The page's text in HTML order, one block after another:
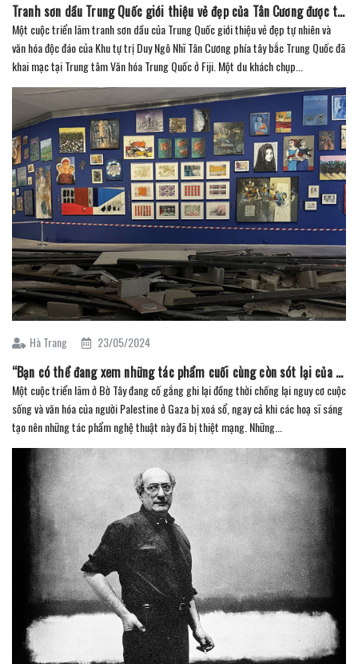
Tranh sơn dầu Trung Quốc giới thiệu vẻ đẹp của Tân Cương được trưng bày ở Fiji
Một cuộc triển lãm tranh sơn dầu của Trung Quốc giới thiệu vẻ đẹp tự nhiên và
văn hóa độc đáo của Khu tự trị Duy Ngô Nhĩ Tân Cương phía tây bắc Trung Quốc đã
khai mạc tại Trung tâm Văn hóa Trung Quốc ở Fiji. Một du khách chụp...
Hà Trang 23/05/2024
“Bạn có thể đang xem những tác phẩm cuối cùng còn sót lại của các nghệ sĩ Gaza” (Phần 1)
Một cuộc triển lãm ở Bờ Tây đang cố gắng ghi lại đồng thời chống lại nguy cơ cuộc
sống và văn hóa của người Palestine ở Gaza bị xoá sổ, ngay cả khi các hoạ sĩ sáng
tạo nên những tác phẩm nghệ thuật này đã bị thiệt mạng. Những...